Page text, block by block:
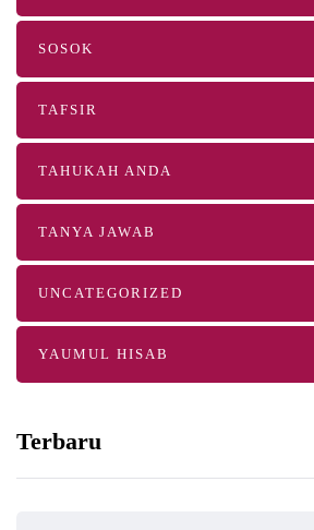
SOSOK
TAFSIR
TAHUKAH ANDA
TANYA JAWAB
UNCATEGORIZED
YAUMUL HISAB
Terbaru